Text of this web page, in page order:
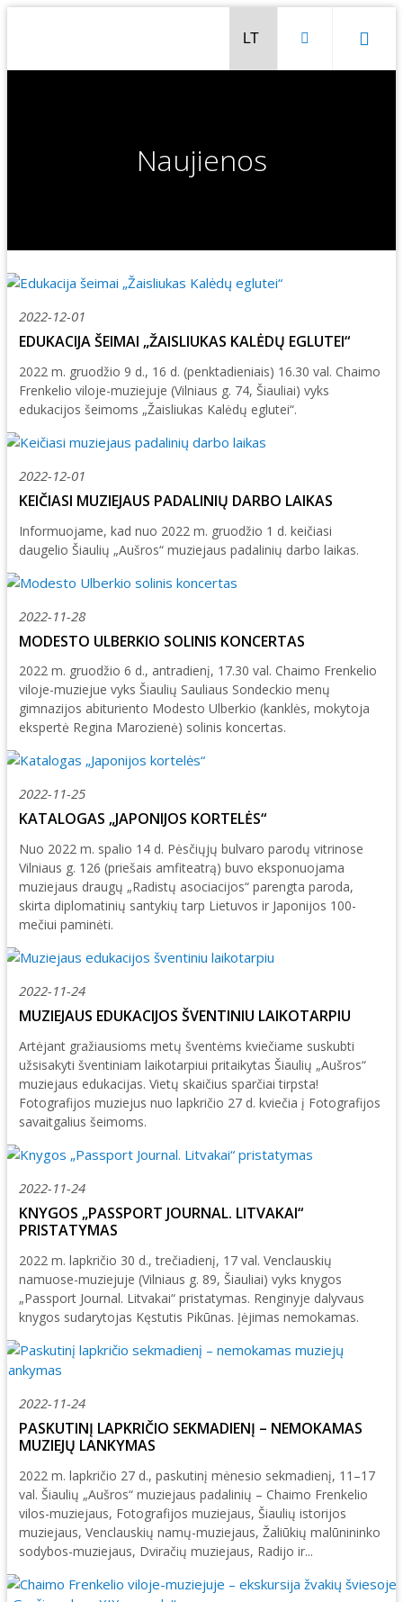
Chaimo Frenkelio vila-muziejus
Venclauskių namai-muziejus
Šiaulių istorijos muziejus
Fotografijos muziejus
Radijo ir televizijos muziejus
Žaliūkių malūnininko sodyba-muziejus
Poeto Jovaro namas-muziejus
Šiaulių istorijos muziejaus ekspozicija
Fotografijos muziejaus ekspozicija
Venclauskių namų-muziejaus ekspozicija
Žaliūkių malūnininko sodybos-muziejaus
Dviračių muziejaus ekspozicija
Šiuo metu veikiančios parodos
Virtualiosios parodos
Parodų archyvas
Virtualios galerijos
Padalinių darbo laikas
Kainoraštis
Vaikams
Suaugusiesiems
Šiaulių m. sav. kultūros krepšelis
Integruotos muziejinės pamokos
Rugpjūtis 2026
PR AN TR KE
3
4 5 6 7 8
10
11 12 13 14 15
31
2026 (XXIII festivalis)
2024 (XXI festivalis)
2023 (XX festivalis)
2022 (XIX festivalis)
2021 (XVIII festivalis)
2019 (XVI festivalis)
2004–2017 m. festivalis
Naujienos
2022-12-01
EDUKACIJA ŠEIMAI „ŽAISLIUKAS KALĖDŲ EGLUTEI“
2022 m. gruodžio 9 d., 16 d. (penktadieniais) 16.30 val. Chaimo
Frenkelio viloje-muziejuje (Vilniaus g. 74, Šiauliai) vyks
edukacijos šeimoms „Žaisliukas Kalėdų eglutei“.
2022-12-01
KEIČIASI MUZIEJAUS PADALINIŲ DARBO LAIKAS
Informuojame, kad nuo 2022 m. gruodžio 1 d. keičiasi
daugelio Šiaulių „Aušros“ muziejaus padalinių darbo laikas.
2022-11-28
MODESTO ULBERKIO SOLINIS KONCERTAS
2022 m. gruodžio 6 d., antradienį, 17.30 val. Chaimo Frenkelio
viloje-muziejue vyks Šiaulių Sauliaus Sondeckio menų
gimnazijos abituriento Modesto Ulberkio (kanklės, mokytoja
ekspertė Regina Marozienė) solinis koncertas.
2022-11-25
KATALOGAS „JAPONIJOS KORTELĖS“
Nuo 2022 m. spalio 14 d. Pėsčiųjų bulvaro parodų vitrinose
Vilniaus g. 126 (priešais amfiteatrą) buvo eksponuojama
muziejaus draugų „Radistų asociacijos“ parengta paroda,
skirta diplomatinių santykių tarp Lietuvos ir Japonijos 100-
mečiui paminėti.
2022-11-24
MUZIEJAUS EDUKACIJOS ŠVENTINIU LAIKOTARPIU
Artėjant gražiausioms metų šventėms kviečiame suskubti
užsisakyti šventiniam laikotarpiui pritaikytas Šiaulių „Aušros“
muziejaus edukacijas. Vietų skaičius sparčiai tirpsta!
Fotografijos muziejus nuo lapkričio 27 d. kviečia į Fotografijos
savaitgalius šeimoms.
2022-11-24
KNYGOS „PASSPORT JOURNAL. LITVAKAI“
PRISTATYMAS
2022 m. lapkričio 30 d., trečiadienį, 17 val. Venclauskių
namuose-muziejuje (Vilniaus g. 89, Šiauliai) vyks knygos
„Passport Journal. Litvakai“ pristatymas. Renginyje dalyvaus
knygos sudarytojas Kęstutis Pikūnas. Įėjimas nemokamas.
2022-11-24
PASKUTINĮ LAPKRIČIO SEKMADIENĮ – NEMOKAMAS
MUZIEJŲ LANKYMAS
2022 m. lapkričio 27 d., paskutinį mėnesio sekmadienį, 11–17
val. Šiaulių „Aušros“ muziejaus padalinių – Chaimo Frenkelio
vilos-muziejaus, Fotografijos muziejaus, Šiaulių istorijos
muziejaus, Venclauskių namų-muziejaus, Žaliūkių malūnininko
sodybos-muziejaus, Dviračių muziejaus, Radijo ir...